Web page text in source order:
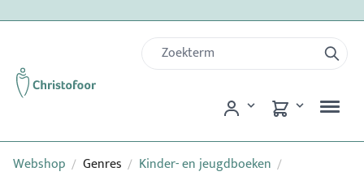
Webshop / Genres / Kinder- en jeugdboeken /